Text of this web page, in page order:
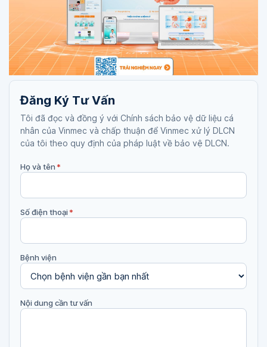
Đăng Ký Tư Vấn
Tôi đã đọc và đồng ý với Chính sách bảo vệ dữ liệu cá
nhân của Vinmec và chấp thuận để Vinmec xử lý DLCN
của tôi theo quy định của pháp luật về bảo vệ DLCN.
Họ và tên*
Số điện thoại*
Bệnh viện
Nội dung cần tư vấn